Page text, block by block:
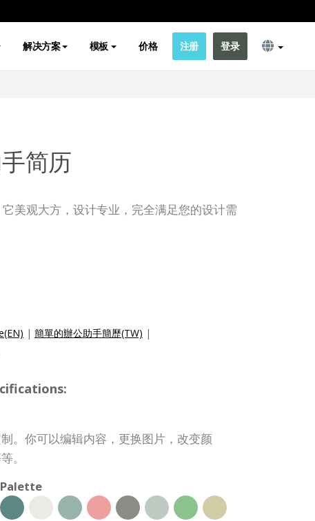
解决方案 模板 价格 注册 登录
简历
美观大方，设计专业，完全满足您的设计需
| 簡單的辦公助手簡歷(TW) |
。你可以编辑内容，更换图片，改变颜
。
Palette